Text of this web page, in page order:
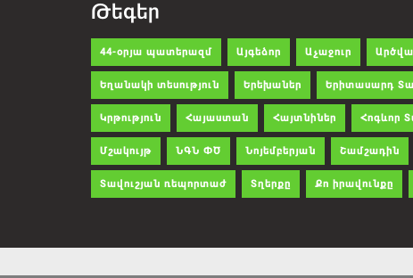
Թեգեր
44-օրյա պատերազմ Այգեձոր Աչաջուր
Եղանակի տեսություն Երեխաներ Երիտասարդ
Կրթություն Հայաստան Հայտնիներ Հոգևոր
Մշակույթ ՆԳՆ ՓԾ Նոյեմբերյան Շամշադին
Տավուշյան ռեպորտաժ Տղերքը Քո իրավունքը